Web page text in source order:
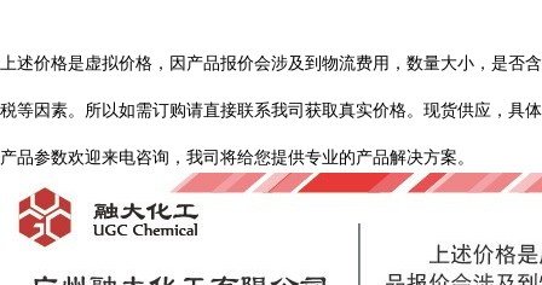
上述价格是虚拟价格，因产品报价会涉及到物流费用，数量大小，是否含
税等因素。所以如需订购请直接联系我司获取真实价格。现货供应，具体
产品参数欢迎来电咨询，我司将给您提供专业的产品解决方案。